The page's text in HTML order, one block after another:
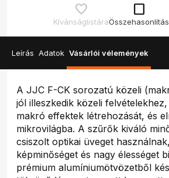
Kívánságlistára
check_box_outline_blank
Összehasonlítás
Leírás Adatok Vásárlói vélemények
A JJC F-CK sorozatú közeli
jól illeszkedik közeli
makró effektek létrehozását, és
mikrovilágba. A szűrők kiváló
csiszolt optikai üveget
képminőséget és nagy élességet
prémium alumíniumötvözetből